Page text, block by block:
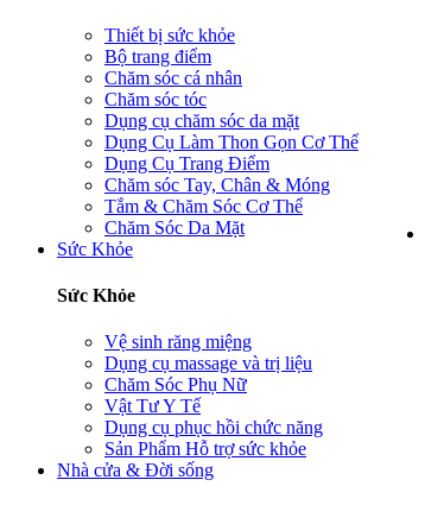
Thiết bị sức khỏe
Bộ trang điểm
Chăm sóc cá nhân
Chăm sóc tóc
Dụng cụ chăm sóc da mặt
Dụng Cụ Làm Thon Gọn Cơ Thể
Dụng Cụ Trang Điểm
Chăm sóc Tay, Chân & Móng
Tắm & Chăm Sóc Cơ Thể
Chăm Sóc Da Mặt
Sức Khỏe
Sức Khỏe
Vệ sinh răng miệng
Dụng cụ massage và trị liệu
Chăm Sóc Phụ Nữ
Vật Tư Y Tế
Dụng cụ phục hồi chức năng
Sản Phẩm Hỗ trợ sức khỏe
Nhà cửa & Đời sống